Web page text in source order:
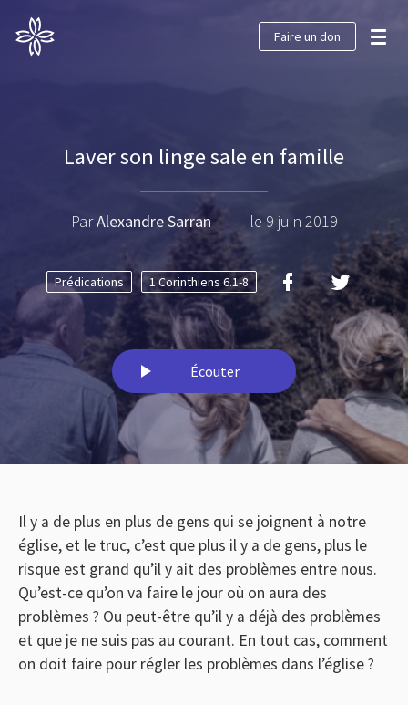
Faire un don
Laver son linge sale en famille
ParAlexandre Sarran — le 9 juin 2019
Prédications 1 Corinthiens 6.1-8
Écouter
Il y a de plus en plus de gens qui se joignent à notre
église, et le truc, c’est que plus il y a de gens, plus le
risque est grand qu’il y ait des problèmes entre nous.
Qu’est-ce qu’on va faire le jour où on aura des
problèmes ? Ou peut-être qu’il y a déjà des problèmes
et que je ne suis pas au courant. En tout cas, comment
on doit faire pour régler les problèmes dans l’église ?